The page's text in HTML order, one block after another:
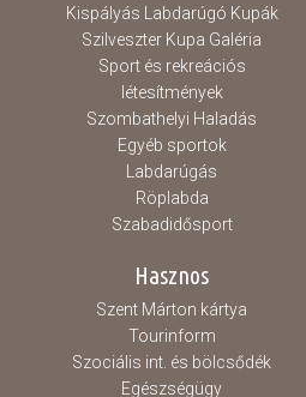
Kispályás Labdarúgó Kupák
Szilveszter Kupa Galéria
Sport és rekreációs
létesítmények
Szombathelyi Haladás
Egyéb sportok
Labdarúgás
Röplabda
Szabadidősport
Hasznos
Szent Márton kártya
Tourinform
Szociális int. és bölcsődék
Egészségügy